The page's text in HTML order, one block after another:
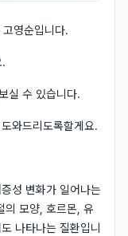
영순입니다.
실 수 있습니다.
와드리도록할게요.
성 변화가 일어나는
의 모양, 호르몬, 유
나타나는 질환입니